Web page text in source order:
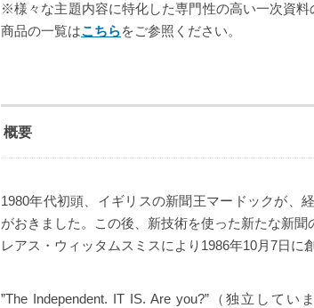
※様々な主題内容に特化した専門性の高い一次資
商品の一覧はこちらをご参照ください。
概要
1980年代初頭、イギリスの新聞王マードックが、
がおきました。この後、新技術を使った新たな新
レアス・ウィッタムスミスにより1986年10月7日に
”The Independent. IT IS. Are you?”（独立して